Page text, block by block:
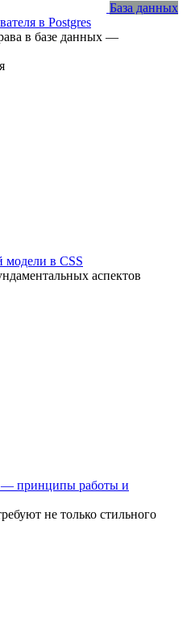
База данных
в Postgres
в базе данных —
в CSS
аспектов
— принципы работы и
не только стильного